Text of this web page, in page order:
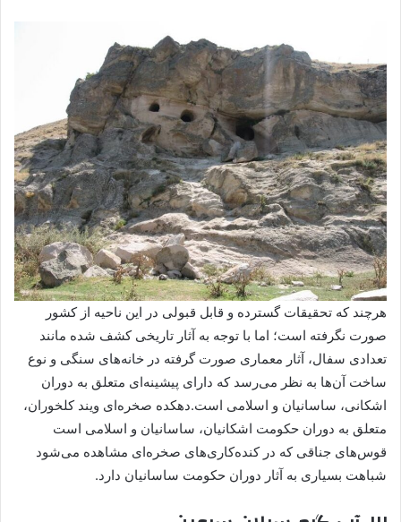
هرچند که تحقیقات گسترده و قابل قبولی در این ناحیه از کشور
صورت نگرفته است؛ اما با توجه به آثار تاریخی کشف شده مانند
تعدادی سفال، آثار معماری صورت گرفته در خانه‌های سنگی و نوع
ساخت آن‌ها به نظر می‌رسد که دارای پیشینه‌ای متعلق به دوران
اشکانی، ساسانیان و اسلامی است.دهکده‌ صخره‌ای ویند کلخوران،
متعلق به دوران حکومت اشکانیان، ساسانیان و اسلامی است
قوس‌های جناقی که در کنده‌کاری‌های صخره‌ای مشاهده می‌شود
شباهت بسیاری به آثار دوران حکومت ساسانیان دارد.